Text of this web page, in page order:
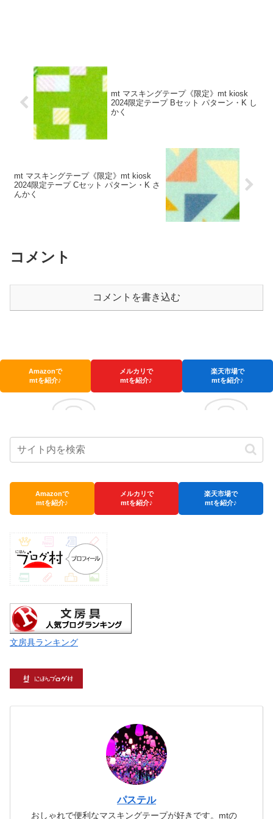
mt マスキングテープ《限定》mt kiosk
2024限定テープ Bセット パターン・K し
かく
mt マスキングテープ《限定》mt kiosk
2024限定テープ Cセット パターン・K さ
んかく
コメント
コメントを書き込む
Amazonで
mtを紹介♪
メルカリで
mtを紹介♪
楽天市場で
mtを紹介♪
Amazonで
mtを紹介♪
メルカリで
mtを紹介♪
楽天市場で
mtを紹介♪
文房具ランキング
パステル
おしゃれで便利なマスキングテープが好きです。mtの